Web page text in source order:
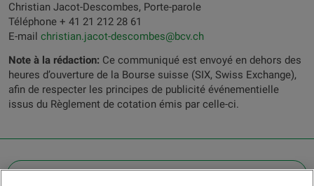
Christian Jacot-Descombes, Porte-parole
Téléphone + 41 21 212 28 61
E-mail christian.jacot-descombes@bcv.ch
Note à la rédaction: Ce communiqué est envoyé en dehors des
heures d’ouverture de la Bourse suisse (SIX, Swiss Exchange),
afin de respecter les principes de publicité événementielle
issus du Règlement de cotation émis par celle-ci.